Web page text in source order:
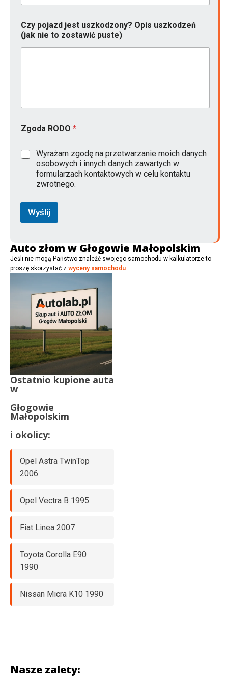
Czy pojazd jest uszkodzony? Opis uszkodzeń
(jak nie to zostawić puste)
Zgoda RODO *
Wyrażam zgodę na przetwarzanie moich danych
osobowych i innych danych zawartych w
formularzach kontaktowych w celu kontaktu
zwrotnego.
Wyślij
Auto złom w Głogowie Małopolskim
Jeśli nie mogą Państwo znaleźć swojego samochodu w kalkulatorze to
proszę skorzystać z wyceny samochodu
Ostatnio kupione auta
w
Głogowie
Małopolskim
i okolicy:
Opel Astra TwinTop
2006
Opel Vectra B 1995
Fiat Linea 2007
Toyota Corolla E90
1990
Nissan Micra K10 1990
Nasze zalety: